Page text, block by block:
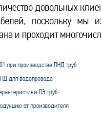
довольных
поскольку мы
и проходит
при производстве ПНД труб
для водопровода
ПЭ труб
от производителя